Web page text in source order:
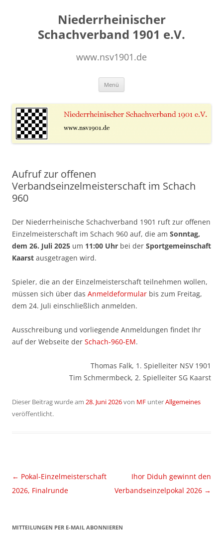
Niederrheinischer
Schachverband 1901 e.V.
www.nsv1901.de
Menü
Aufruf zur offenen
Verbandseinzelmeisterschaft im Schach
960
Der Niederrheinische Schachverband 1901 ruft zur offenen
Einzelmeisterschaft im Schach 960 auf, die am Sonntag,
dem 26. Juli 2025 um 11:00 Uhr bei der Sportgemeinschaft
Kaarst ausgetragen wird.
Spieler, die an der Einzelmeisterschaft teilnehmen wollen,
müssen sich über das Anmeldeformular bis zum Freitag,
dem 24. Juli einschließlich anmelden.
Ausschreibung und vorliegende Anmeldungen findet Ihr
auf der Webseite der Schach-960-EM.
Thomas Falk, 1. Spielleiter NSV 1901
Tim Schmermbeck, 2. Spielleiter SG Kaarst
Dieser Beitrag wurde am 28. Juni 2026von MF unterAllgemeines
veröffentlicht.
Beitragsnavigation
← Pokal-Einzelmeisterschaft
2026, Finalrunde
Ihor Diduh gewinnt den
Verbandseinzelpokal 2026 →
MITTEILUNGEN PER E-MAIL ABONNIEREN